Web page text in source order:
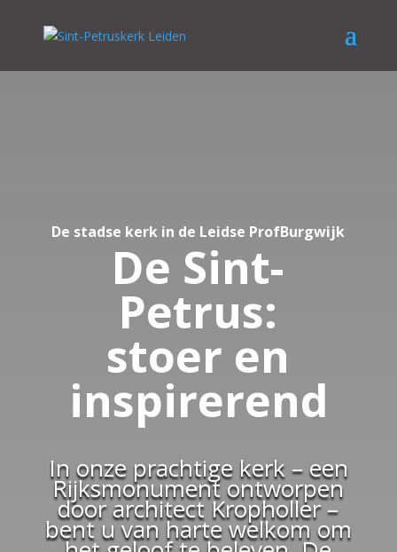
De stadse kerk in de Leidse ProfBurgwijk
De Sint-
Petrus:
stoer en
inspirerend
In onze prachtige kerk – een
Rijksmonument ontworpen
door architect Kropholler –
bent u van harte welkom om